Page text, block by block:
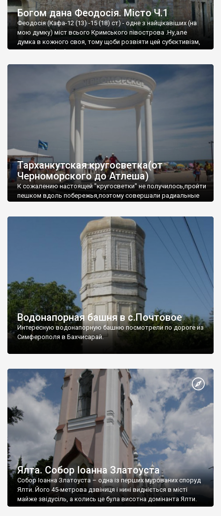
Богом дана Феодосія. Місто Ч.1
Феодосія (Кафа-12 (13) -15 (18) ст) - одне з найцікавіших (на
мою думку) міст всього Кримського півострова .Ну,але
думка в кожного своя, тому щоби розвіяти цей субєктивізм,
запрошую відвідати це
Тарханкутская кругосветка(от
Черноморского до Атлеша)
К сожалению настоящей "кругосветки" не получилось,пройти
пешком вдоль побережья,поэтому совершали радиальные
Водонапорная башня в с.Почтовое
Интересную водонапорную башню посмотрели по дороге из
Симферополя в Бахчисарай.
Ялта. Собор Іоанна Златоуста
Собор Іоанна Златоуста – одна із перших мурованих споруд
Ялти. Його 45-метрова дзвіниця і нині видніється в місті
майже звідусіль, а колись це була висотна домінанта Ялти.